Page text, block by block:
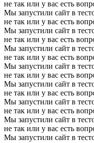
не так или у вас есть
Мы запустили сайт в
не так или у вас есть
Мы запустили сайт в
не так или у вас есть
Мы запустили сайт в
не так или у вас есть
Мы запустили сайт в
не так или у вас есть
Мы запустили сайт в
не так или у вас есть
Мы запустили сайт в
не так или у вас есть
Мы запустили сайт в
не так или у вас есть
Мы запустили сайт в